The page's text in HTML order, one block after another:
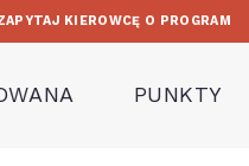
KIEROWCĘ O PROGRAM
PUNKTY